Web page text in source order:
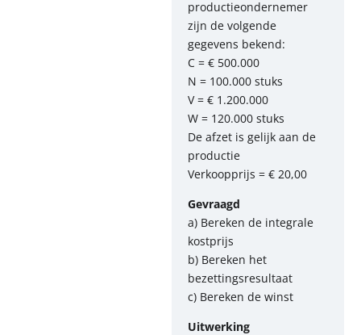
productieondernemer
zijn de volgende
gegevens bekend:
C = € 500.000
N = 100.000 stuks
V = € 1.200.000
W = 120.000 stuks
De afzet is gelijk aan de
productie
Verkoopprijs = € 20,00
Gevraagd
a) Bereken de integrale
kostprijs
b) Bereken het
bezettingsresultaat
c) Bereken de winst
Uitwerking